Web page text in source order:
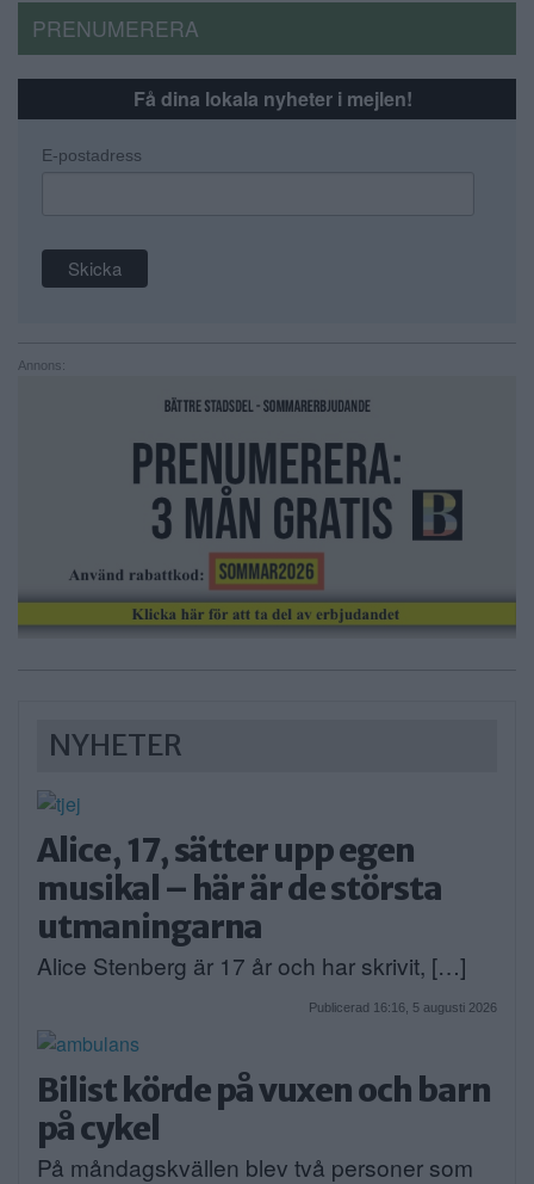
PRENUMERERA
Få dina lokala nyheter i mejlen!
E-postadress
Annons:
NYHETER
Alice, 17, sätter upp egen
musikal – här är de största
utmaningarna
Alice Stenberg är 17 år och har skrivit, […]
Publicerad 16:16, 5 augusti 2026
Bilist körde på vuxen och barn
på cykel
På måndagskvällen blev två personer som